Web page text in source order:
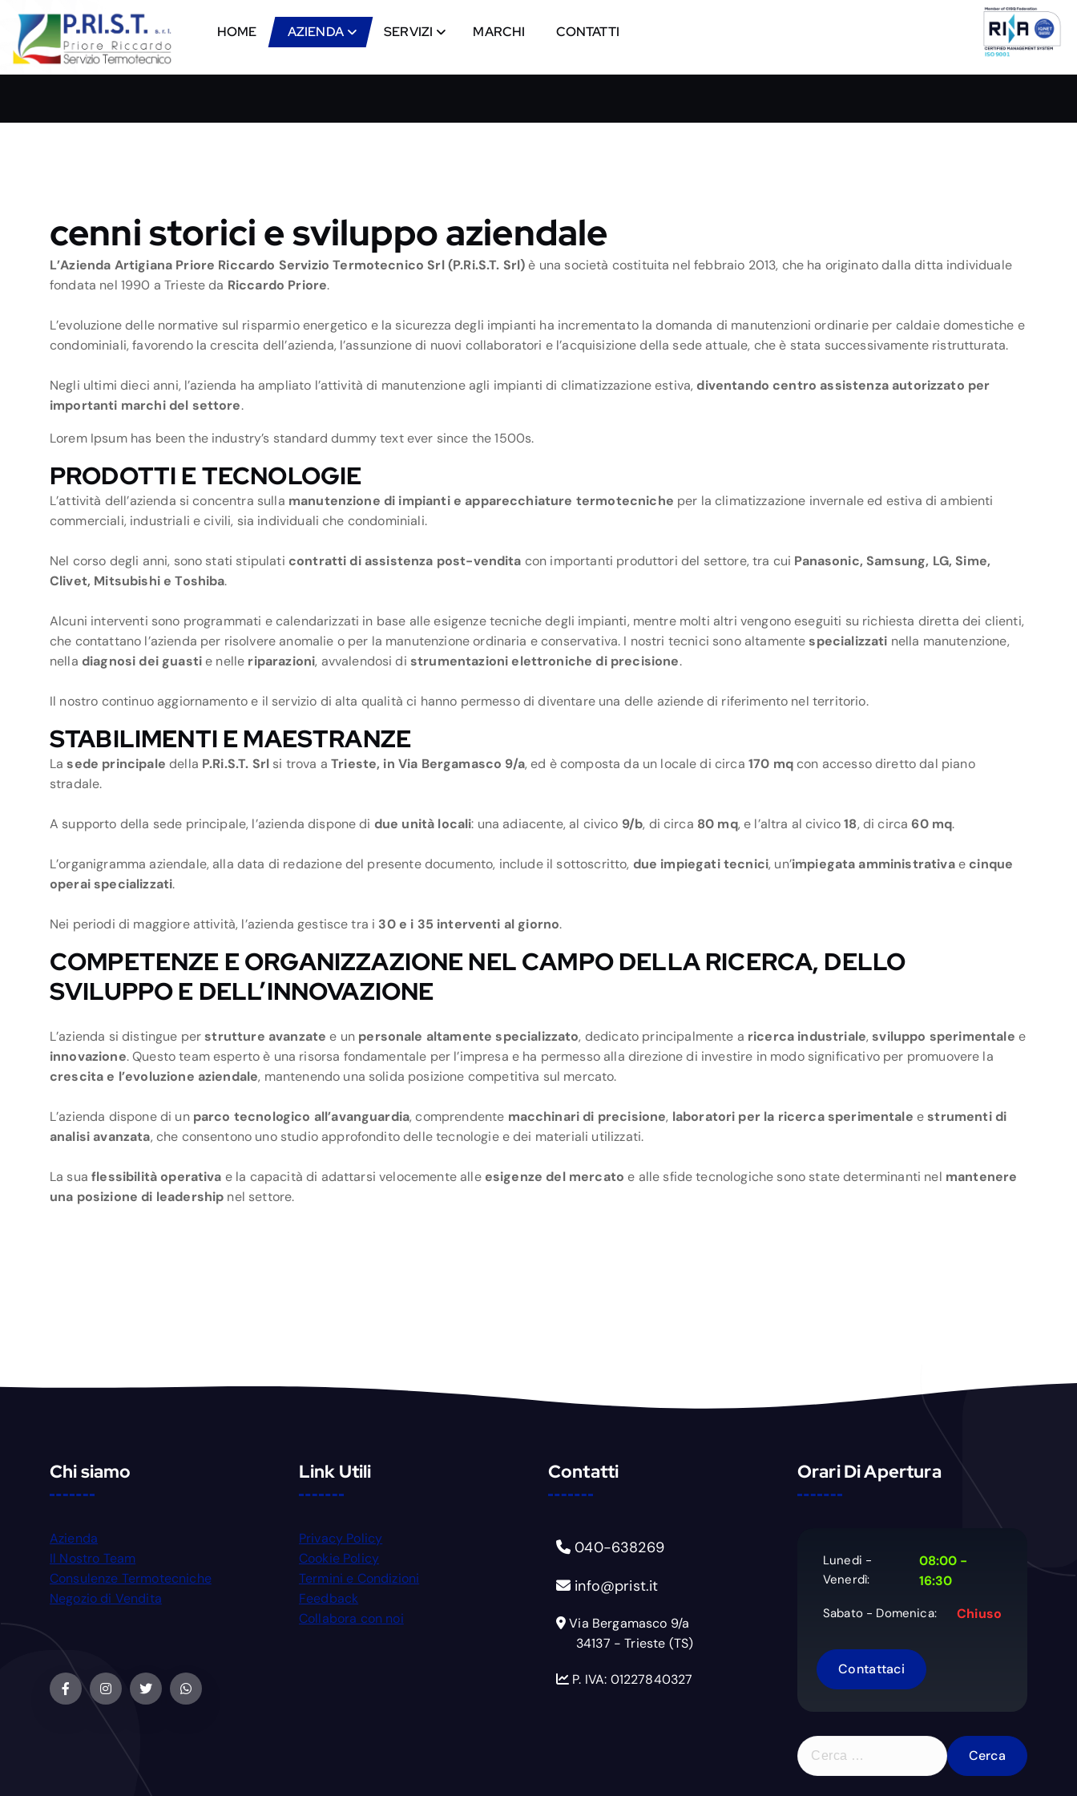
HOME AZIENDA SERVIZI MARCHI CONTATTI
cenni storici e sviluppo aziendale
L’Azienda Artigiana Priore Riccardo Servizio Termotecnico Srl (P.Ri.S.T. Srl)è una società costituita nel febbraio 2013, che ha originato dalla ditta individuale
fondata nel 1990 a Trieste da Riccardo Priore.
L’evoluzione delle normative sul risparmio energetico e la sicurezza degli impianti ha incrementato la domanda di manutenzioni ordinarie per caldaie domestiche e
condominiali, favorendo la crescita dell’azienda, l’assunzione di nuovi collaboratori e l’acquisizione della sede attuale, che è stata successivamente ristrutturata.
Negli ultimi dieci anni, l’azienda ha ampliato l’attività di manutenzione agli impianti di climatizzazione estiva, diventando centro assistenza autorizzato per
importanti marchi del settore.
Lorem Ipsum has been the industry’s standard dummy text ever since the 1500s.
PRODOTTI E TECNOLOGIE
L’attività dell’azienda si concentra sulla manutenzione di impianti e apparecchiature termotecniche per la climatizzazione invernale ed estiva di ambienti
commerciali, industriali e civili, sia individuali che condominiali.
Nel corso degli anni, sono stati stipulati contratti di assistenza post-vendita con importanti produttori del settore, tra cui Panasonic, Samsung, LG, Sime,
Clivet, Mitsubishi e Toshiba.
Alcuni interventi sono programmati e calendarizzati in base alle esigenze tecniche degli impianti, mentre molti altri vengono eseguiti su richiesta diretta dei clienti,
che contattano l’azienda per risolvere anomalie o per la manutenzione ordinaria e conservativa. I nostri tecnici sono altamentespecializzati nella manutenzione,
nella diagnosi dei guastie nelle riparazioni, avvalendosi di strumentazioni elettroniche di precisione.
Il nostro continuo aggiornamento e il servizio di alta qualità ci hanno permesso di diventare una delle aziende di riferimento nel territorio.
STABILIMENTI E MAESTRANZE
Lasede principale della P.Ri.S.T. Srl si trova aTrieste, in Via Bergamasco 9/a, ed è composta da un locale di circa 170 mqcon accesso diretto dal piano
stradale.
A supporto della sede principale, l’azienda dispone di due unità locali: una adiacente, al civico 9/b, di circa 80 mq, e l’altra al civico18, di circa60 mq.
L’organigramma aziendale, alla data di redazione del presente documento, include il sottoscritto, due impiegati tecnici, un’impiegata amministrativae cinque
operai specializzati.
Nei periodi di maggiore attività, l’azienda gestisce tra i 30 e i 35 interventi al giorno.
COMPETENZE E ORGANIZZAZIONE NEL CAMPO DELLA RICERCA, DELLO
SVILUPPO E DELL’INNOVAZIONE
L’azienda si distingue perstrutture avanzate e un personale altamente specializzato, dedicato principalmente a ricerca industriale,sviluppo sperimentale e
innovazione. Questo team esperto è una risorsa fondamentale per l’impresa e ha permesso alla direzione di investire in modo significativo per promuovere la
crescita e l’evoluzione aziendale, mantenendo una solida posizione competitiva sul mercato.
L’azienda dispone di un parco tecnologico all’avanguardia, comprendente macchinari di precisione, laboratori per la ricerca sperimentale estrumenti di
analisi avanzata, che consentono uno studio approfondito delle tecnologie e dei materiali utilizzati.
La suaflessibilità operativa e la capacità di adattarsi velocemente alle esigenze del mercato e alle sfide tecnologiche sono state determinanti nel mantenere
una posizione di leadership nel settore.
Chi siamo
Azienda
Il Nostro Team
Consulenze Termotecniche
Negozio di Vendita
Link Utili
Privacy Policy
Cookie Policy
Termini e Condizioni
Feedback
Collabora con noi
Contatti
040-638269
info@prist.it
Via Bergamasco 9/a
34137 - Trieste (TS)
P. IVA: 01227840327
Orari Di Apertura
Lunedi -
Venerdì:
08:00 -
16:30
Sabato - Domenica: Chiuso
Contattaci
R
i